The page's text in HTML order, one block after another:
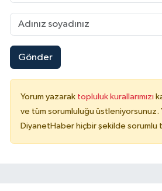
Gönder
Yorum yazarak topluluk kurallarımızı
ve tüm sorumluluğu üstleniyorsunuz.
DiyanetHaber hiçbir şekilde sorumlu
Kocaeli Müftülüğü
Konya Müftülüğü
Kütahya Müftülüğü